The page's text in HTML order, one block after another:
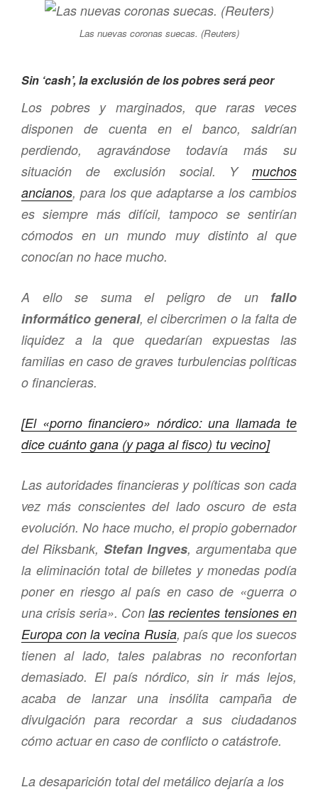
Las nuevas coronas suecas. (Reuters)
Sin ‘cash’, la exclusión de los pobres será peor
Los pobres y marginados, que raras veces
disponen de cuenta en el banco, saldrían
perdiendo, agravándose todavía más su
situación de exclusión social. Y muchos
ancianos, para los que adaptarse a los cambios
es siempre más difícil, tampoco se sentirían
cómodos en un mundo muy distinto al que
conocían no hace mucho.
A ello se suma el peligro de un fallo
informático general, el cibercrimen o la falta de
liquidez a la que quedarían expuestas las
familias en caso de graves turbulencias políticas
o financieras.
[El «porno financiero» nórdico: una llamada te
dice cuánto gana (y paga al fisco) tu vecino]
Las autoridades financieras y políticas son cada
vez más conscientes del lado oscuro de esta
evolución. No hace mucho, el propio gobernador
del Riksbank, Stefan Ingves, argumentaba que
la eliminación total de billetes y monedas podía
poner en riesgo al país en caso de «guerra o
una crisis seria». Conlas recientes tensiones en
Europa con la vecina Rusia, país que los suecos
tienen al lado, tales palabras no reconfortan
demasiado. El país nórdico, sin ir más lejos,
acaba de lanzar una insólita campaña de
divulgación para recordar a sus ciudadanos
cómo actuar en caso de conflicto o catástrofe.
La desaparición total del metálico dejaría a los